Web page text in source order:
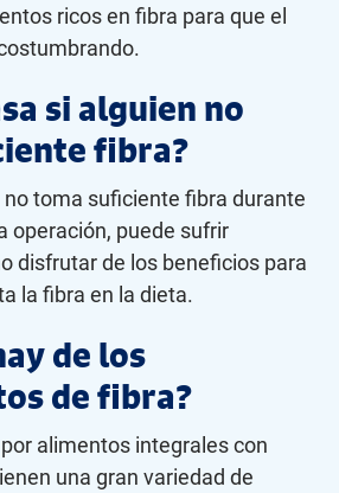
ricos en fibra para que el
si alguien no
fibra?
no toma suficiente fibra durante
operación, puede sufrir
disfrutar de los beneficios para
la fibra en la dieta.
de los
de fibra?
alimentos integrales con
una gran variedad de